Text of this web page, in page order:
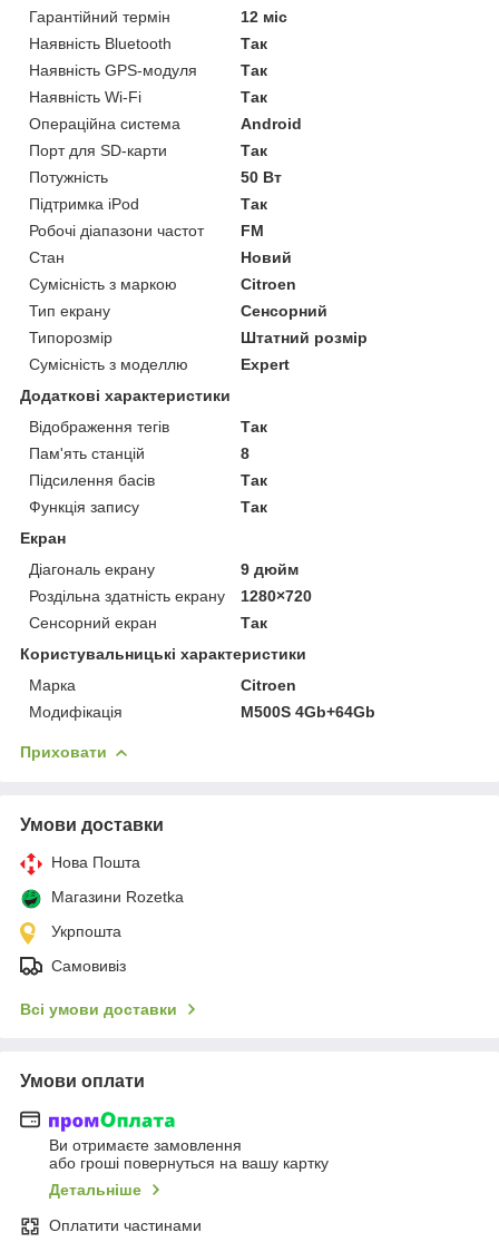
Гарантійний термін
12 міс
Наявність Bluetooth
Так
Наявність GPS-модуля
Так
Наявність Wi-Fi
Так
Операційна система
Android
Порт для SD-карти
Так
Потужність
50 Вт
Підтримка iPod
Так
Робочі діапазони частот
FM
Стан
Новий
Сумісність з маркою
Citroen
Тип екрану
Сенсорний
Типорозмір
Штатний розмір
Сумісність з моделлю
Expert
Додаткові характеристики
Відображення тегів
Так
Пам'ять станцій
8
Підсилення басів
Так
Функція запису
Так
Екран
Діагональ екрану
9 дюйм
Роздільна здатність екрану
1280×720
Сенсорний екран
Так
Користувальницькі характеристики
Марка
Citroen
Модифікація
M500S 4Gb+64Gb
Приховати
Умови доставки
Нова Пошта
Магазини Rozetka
Укрпошта
Самовивіз
Всі умови доставки
Умови оплати
Ви отримаєте замовлення
або гроші повернуться на вашу картку
Детальніше
Оплатити частинами